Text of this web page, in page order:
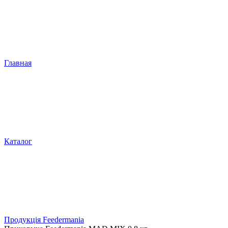
Главная
Каталог
Продукція Feedermania